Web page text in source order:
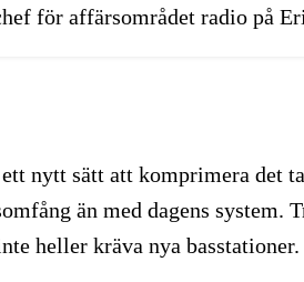
för affärsområdet radio på
nytt sätt att komprimera det
än med dagens system.
heller kräva nya basstationer.